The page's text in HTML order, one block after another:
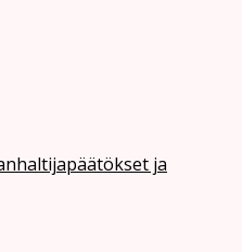
ja